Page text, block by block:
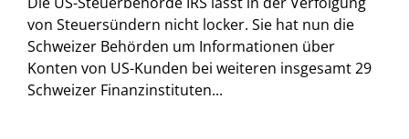
von Steuersündern nicht locker. Sie hat nun die
Schweizer Behörden um Informationen über
Konten von US-Kunden bei weiteren insgesamt 29
Schweizer Finanzinstituten...